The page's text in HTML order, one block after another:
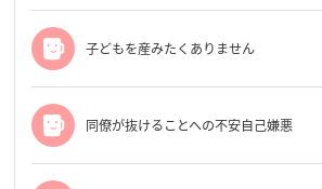
子どもを産みたくありません
同僚が抜けることへの不安自己嫌悪